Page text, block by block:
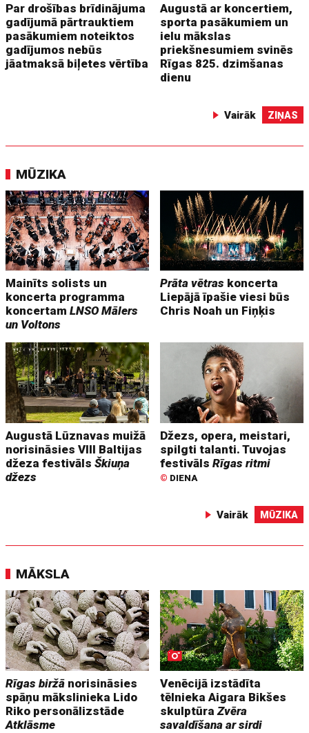
Par drošības brīdinājuma
gadījumā pārtrauktiem
pasākumiem noteiktos
gadījumos nebūs
jāatmaksā biļetes vērtība
Augustā ar koncertiem,
sporta pasākumiem un
ielu mākslas
priekšnesumiem svinēs
Rīgas 825. dzimšanas
dienu
Vairāk ZIŅAS
MŪZIKA
Mainīts solists un
koncerta programma
koncertamLNSO Mālers
un Voltons
Prāta vētras koncerta
Liepājā īpašie viesi būs
Chris Noah un Fiņķis
Augustā Lūznavas muižā
norisināsies VIII Baltijas
džeza festivālsŠkiuņa
džezs
Džezs, opera, meistari,
spilgti talanti. Tuvojas
festivālsRīgas ritmi
© DIENA
Vairāk MŪZIKA
MĀKSLA
Rīgas biržā norisināsies
spāņu mākslinieka Lido
Riko personālizstāde
Atklāsme
Venēcijā izstādīta
tēlnieka Aigara Bikšes
skulptūraZvēra
savaldīšana ar sirdi